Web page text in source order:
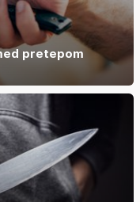
pretepom